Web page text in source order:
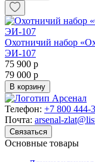
Охотничий набор
ЭИ-107
75 900 р
79 000 р
В корзину
Телефон: +7 800 444-
Почта: arsenal-
Связаться
Основные товары